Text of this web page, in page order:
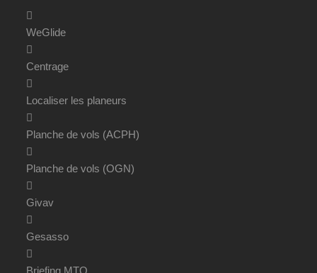
WeGlide
Centrage
Localiser les planeurs
Planche de vols (ACPH)
Planche de vols (OGN)
Givav
Gesasso
Briefing MTO